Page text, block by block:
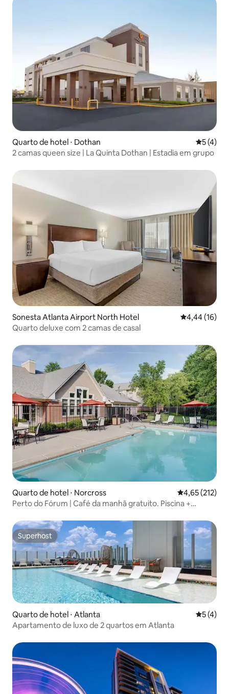
Quarto de hotel ⋅ Dothan 5 de
5 (4)
2 camas queen size | La Quinta Dothan | Estadia em grupo
Sonesta Atlanta Airport North Hotel 4,44 de uma
4,44 (16)
Quarto deluxe com 2 camas de casal
Quarto de hotel ⋅ Norcross 4,65 de uma
4,65 (212)
Perto do Fórum | Café da manhã gratuito. Piscina +
Superhost
Superhost
Quarto de hotel ⋅ Atlanta 5 de
5 (4)
Apartamento de luxo de 2 quartos em Atlanta